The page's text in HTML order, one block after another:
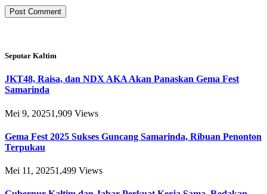
Seputar Kaltim
JKT48, Raisa, dan NDX AKA Akan Panaskan Gema Fest
Samarinda
Mei 9, 20251,909 Views
Gema Fest 2025 Sukses Guncang Samarinda, Ribuan Penonton
Terpukau
Mei 11, 20251,499 Views